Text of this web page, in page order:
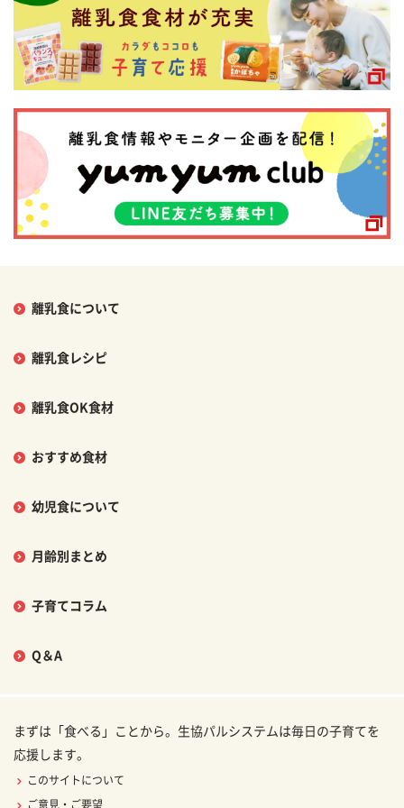
離乳食について
離乳食レシピ
離乳食OK食材
おすすめ食材
幼児食について
月齢別まとめ
子育てコラム
Q＆A
まずは「食べる」ことから。生協パルシステムは毎日の子育てを
応援します。
このサイトについて
ご意見・ご要望